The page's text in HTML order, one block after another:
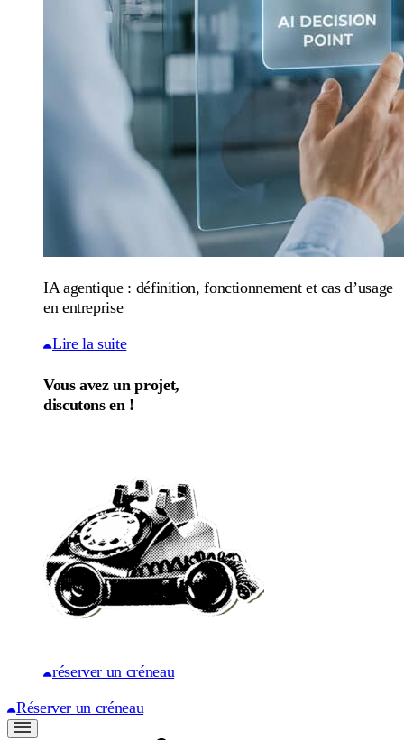
IA agentique : définition, fonctionnement et cas d’usage
en entreprise
Lire la suite
Vous avez un projet,
discutons en !
réserver un créneau
Réserver un créneau